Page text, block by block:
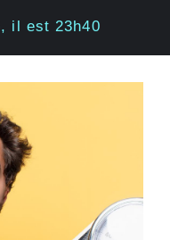
il est 23h40